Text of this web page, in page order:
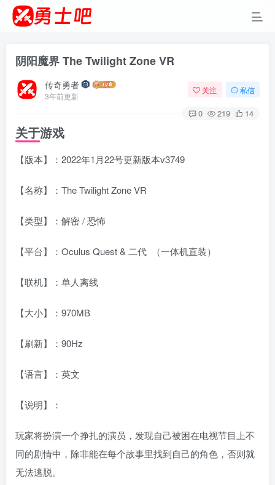
阴阳魔界 The Twilight Zone VR
传奇勇者
3年前更新
关注 私信
0 219 14
关于游戏
【版本】：2022年1月22号更新版本v3749
【名称】：The Twilight Zone VR
【类型】：解密 / 恐怖
【平台】：Oculus Quest & 二代 （一体机直装）
【联机】：单人离线
【大小】：970MB
【刷新】：90Hz
【语言】：英文
【说明】：
玩家将扮演一个挣扎的演员，发现自己被困在电视节目上不
同的剧情中，除非能在每个故事里找到自己的角色，否则就
无法逃脱。